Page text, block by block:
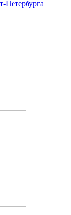
Петербурга